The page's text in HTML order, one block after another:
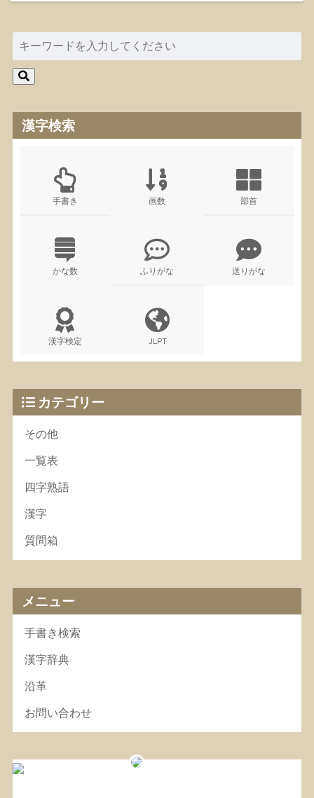
漢字検索
手書き 画数 部首
かな数 ふりがな 送りがな
漢字検定 JLPT
カテゴリー
その他
一覧表
四字熟語
漢字
質問箱
メニュー
手書き検索
漢字辞典
沿革
お問い合わせ